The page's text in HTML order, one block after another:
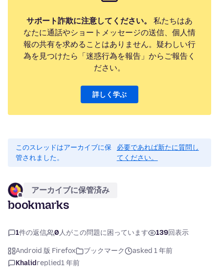
サポート詐欺に注意してください。
私たちはあ
なたに通話やショートメッセージの送信、個人情
報の共有を求めることはありません。疑わしい行
為を見つけたら「迷惑行為を報告」からご報告く
ださい。
詳しく学ぶ
このスレッドはアーカイブに保
管されました。
必要であれば新たに質問し
てください。
アーカイブに保管済み
bookmarks
1件の返信 0人がこの問題に困っています 139回表示
Android 版 Firefox ブックマーク
asked 1 年前
Khalidreplied1 年前